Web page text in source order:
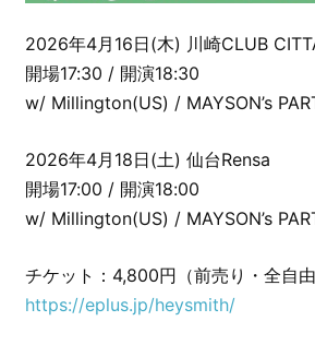
2026年4月16日(木) 川崎CLUB
開場17:30 / 開演18:30
w/ Millington(US) / MAYSON’s
2026年4月18日(土) 仙台Rensa
開場17:00 / 開演18:00
w/ Millington(US) / MAYSON’s
チケット：4,800円（前売り・全自由
https://eplus.jp/heysmith/